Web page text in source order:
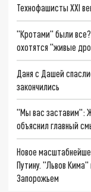
Технофашисты XXI
"Кротами" были все?
охотятся "живые
Даня с Дашей
закончились
"Мы вас заставим":
объяснил главный
Новое
Путину. "Львов
Запорожьем